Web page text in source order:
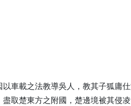
車載之法教導吳人，教其子狐庸
取楚東方之附國，楚邊境被其侵